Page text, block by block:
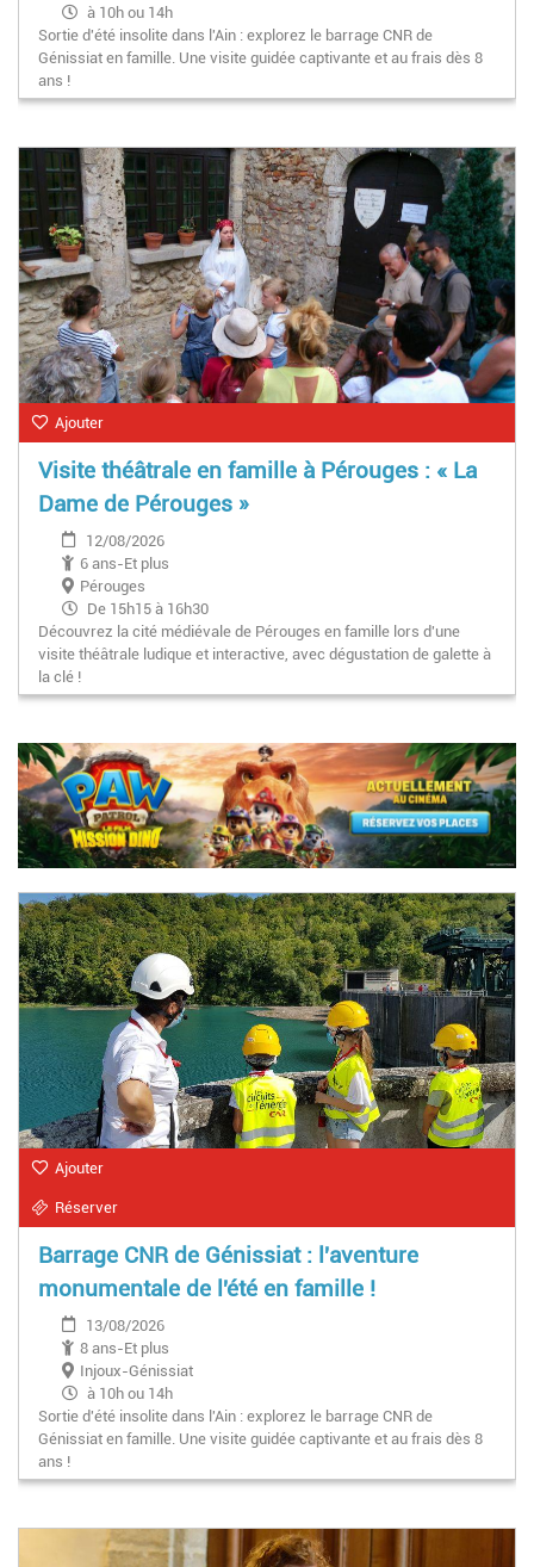
à 10h ou 14h
Sortie d'été insolite dans l'Ain : explorez le barrage CNR de
Génissiat en famille. Une visite guidée captivante et au frais dès 8
ans !
Ajouter
Visite théâtrale en famille à Pérouges : « La
Dame de Pérouges »
12/08/2026
6 ans-Et plus
Pérouges
De 15h15 à 16h30
Découvrez la cité médiévale de Pérouges en famille lors d'une
visite théâtrale ludique et interactive, avec dégustation de galette à
la clé !
Ajouter
Réserver
Barrage CNR de Génissiat : l'aventure
monumentale de l'été en famille !
13/08/2026
8 ans-Et plus
Injoux-Génissiat
à 10h ou 14h
Sortie d'été insolite dans l'Ain : explorez le barrage CNR de
Génissiat en famille. Une visite guidée captivante et au frais dès 8
ans !